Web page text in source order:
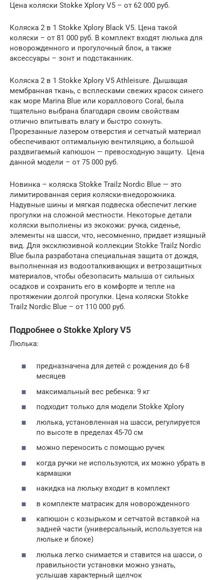
Цена коляски Stokke Xplory V5 – от 62 000 руб.
Коляска 2 в 1 Stokke Xplory Black V5. Цена такой
коляски – от 81 000 руб. В комплект входят люлька для
новорожденного и прогулочный блок, а также
аксессуары – зонт и подстаканник.
Коляска 2 в 1 Stokke Xplory V5 Athleisure. Дышащая
мембранная ткань, с всплесками свежих красок синего
как море Marina Blue или кораллового Coral, была
тщательно выбрана благодаря своим свойствам
отлично впитывать влагу и быстро сохнуть.
Прорезанные лазером отверстия и сетчатый материал
обеспечивают оптимальную вентиляцию, а большой
раздвигаемый капюшон — превосходную защиту. Цена
данной модели – от 75 000 руб.
Новинка – коляска Stokke Trailz Nordic Blue — это
лимитированная серия коляски-внедорожника.
Надувные шины и мягкая подвеска обеспечит легкие
прогулки на сложной местности. Некоторые детали
коляски выполнены из экокожи: ручка, сиденье,
элементы на шасси, что, несомненно, придает изящный
вид. Для эксклюзивной коллекции Stokke Trailz Nordic
Blue была разработана специальная защита от дождя,
выполненная из водооталкивающих и ветрозащитных
материалов, чтобы обезопасить малыша от сильных
осадков и сохранить его в комфорте и тепле на
протяжении долгой прогулки. Цена коляски Stokke
Trailz Nordic Blue – от 110 000 руб.
Подробнее о Stokke Xplory V5
Люлька:
предназначена для детей с рождения до 6-8
месяцев
максимальный вес ребенка: 9 кг
подходит только для модели Stokke Xplory
люлька, установленная на шасси, регулируется
по высоте в пределах 45-70 см
можно переносить с помощью ручек
когда ручки не используются, их можно убрать в
кармашки
накидка на люльку входит в комплект
в комплекте матрасик для новорожденного
капюшон с козырьком и сетчатой вставкой на
задней части (универсальный, используется на
люльке и блоке)
люлька легко снимается и ставится на шасси, о
правильности установки можно узнать,
услышав характерный щелчок